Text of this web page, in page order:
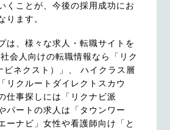
くことが、今後の採用成功にお
ります。
は、様々な求人・転職サイトを
会人向けの転職情報なら「リク
ビネクスト）」、 ハイクラス層
リクルートダイレクトスカウ
仕事探しには「リクナビ派
パートの求人は「タウンワー
ーナビ」女性や看護師向け「と